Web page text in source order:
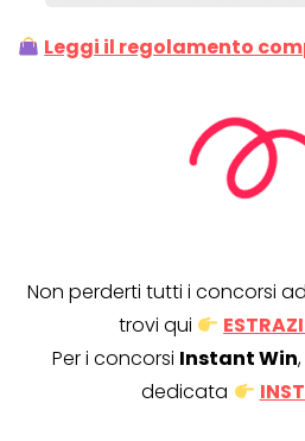
Leggi il regolamento
Non perderti tutti i concorsi ad
trovi qui
Per i concorsi Instant Win
dedicata